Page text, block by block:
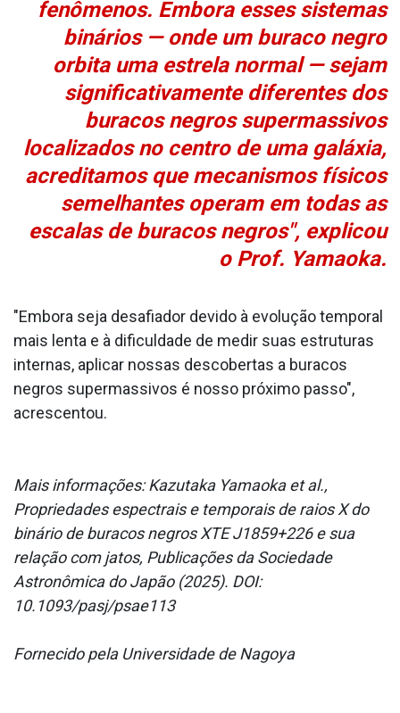
fenômenos. Embora esses sistemas
binários — onde um buraco negro
orbita uma estrela normal — sejam
significativamente diferentes dos
buracos negros supermassivos
localizados no centro de uma galáxia,
acreditamos que mecanismos físicos
semelhantes operam em todas as
escalas de buracos negros", explicou
o Prof. Yamaoka.
"Embora seja desafiador devido à evolução temporal
mais lenta e à dificuldade de medir suas estruturas
internas, aplicar nossas descobertas a buracos
negros supermassivos é nosso próximo passo",
acrescentou.
Mais informações: Kazutaka Yamaoka et al.,
Propriedades espectrais e temporais de raios X do
binário de buracos negros XTE J1859+226 e sua
relação com jatos, Publicações da Sociedade
Astronômica do Japão (2025). DOI:
10.1093/pasj/psae113
Fornecido pela Universidade de Nagoya